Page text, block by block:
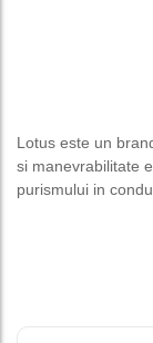
Lotus este un
si manevrabilitate
purismului in